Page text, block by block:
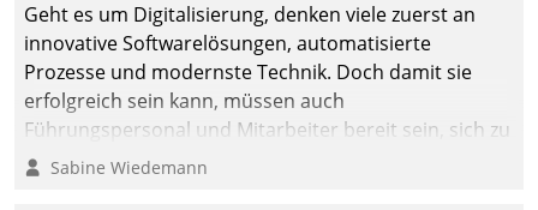
Geht es um Digitalisierung, denken viele zuerst an
innovative Softwarelösungen, automatisierte
Prozesse und modernste Technik. Doch damit sie
erfolgreich sein kann, müssen auch
Führungspersonal und Mitarbeiter bereit sein, sich zu
verändern und anzupassen, sonst werden sie an ihr
Sabine Wiedemann